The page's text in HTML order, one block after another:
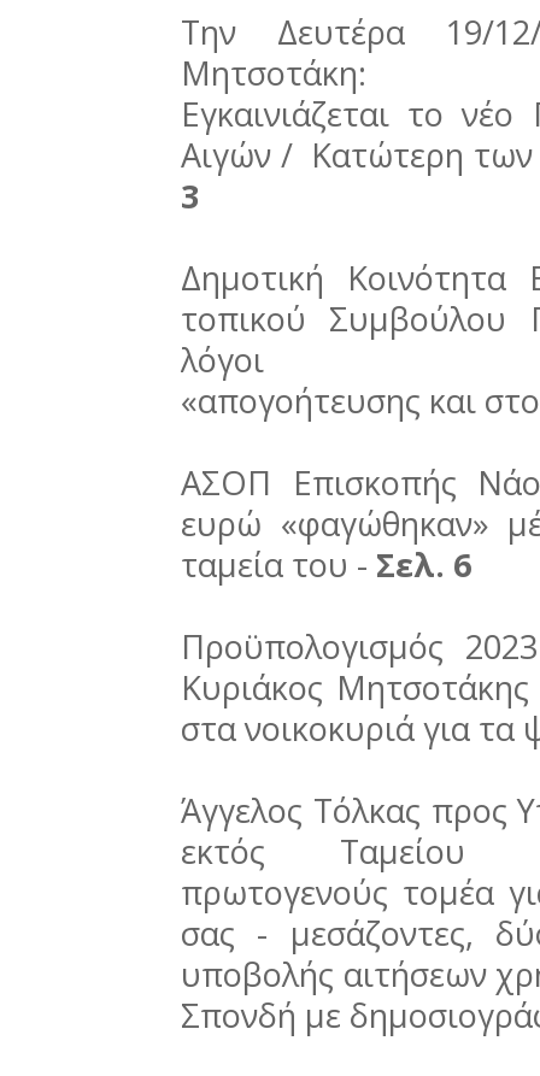
Την Δευτέρα 19/
Μητσοτάκη:
Εγκαινιάζεται το
Αιγών / Κατώτερη
3
Δημοτική
τοπικού Συμβούλου
λόγοι
«απογοήτευσης και
ΑΣΟΠ Επισκοπής
ευρώ «φαγώθηκαν»
ταμεία του - Σελ. 6
Προϋπολογισμός
Κυριάκος
στα νοικοκυριά για
Άγγελος Τόλκας προς
εκτός Ταμείου
πρωτογενούς τομέα
σας - μεσάζοντες,
υποβολής αιτήσεων
Σπονδή με